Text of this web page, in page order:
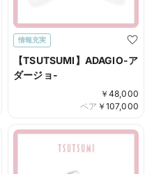
情報充実
【TSUTSUMI】ADAGIO-ア
ダージョ-
￥ 48,000
￥ 107,000
ペア